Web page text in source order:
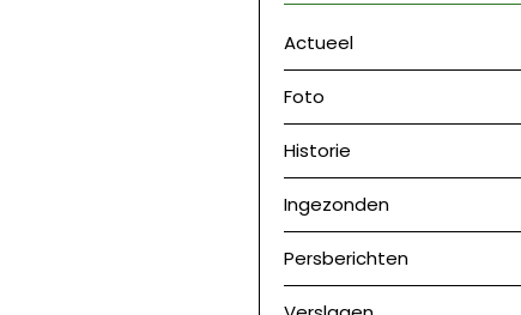
Actueel
Foto
Historie
Ingezonden
Persberichten